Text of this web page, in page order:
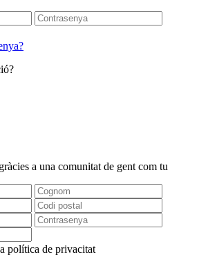
a una comunitat de gent com tu
política de privacitat